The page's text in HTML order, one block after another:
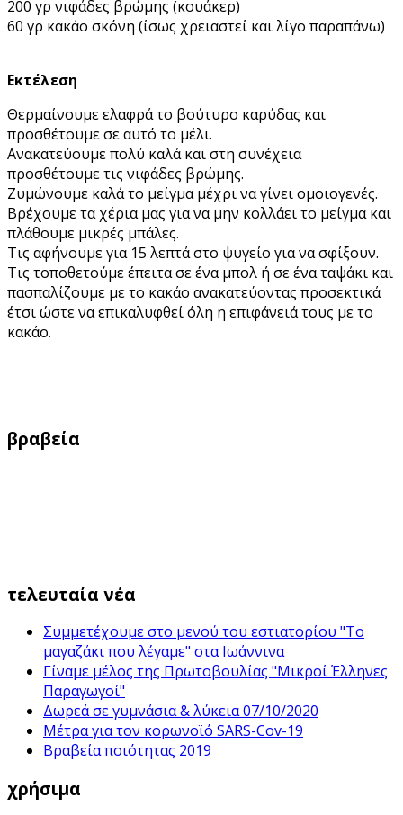
200 γρ νιφάδες βρώμης (κουάκερ)
60 γρ κακάο σκόνη (ίσως χρειαστεί και λίγο παραπάνω)
Εκτέλεση
Θερμαίνουμε ελαφρά το βούτυρο καρύδας και
προσθέτουμε σε αυτό το μέλι.
Ανακατεύουμε πολύ καλά και στη συνέχεια
προσθέτουμε τις νιφάδες βρώμης.
Ζυμώνουμε καλά το μείγμα μέχρι να γίνει ομοιογενές.
Βρέχουμε τα χέρια μας για να μην κολλάει το μείγμα και
πλάθουμε μικρές μπάλες.
Τις αφήνουμε για 15 λεπτά στο ψυγείο για να σφίξουν.
Τις τοποθετούμε έπειτα σε ένα μπολ ή σε ένα ταψάκι και
πασπαλίζουμε με το κακάο ανακατεύοντας προσεκτικά
έτσι ώστε να επικαλυφθεί όλη η επιφάνειά τους με το
κακάο.
βραβεία
τελευταία νέα
Συμμετέχουμε στο μενού του εστιατορίου "Το
μαγαζάκι που λέγαμε" στα Ιωάννινα
Γίναμε μέλος της Πρωτοβουλίας "Μικροί Έλληνες
Παραγωγοί"
Δωρεά σε γυμνάσια & λύκεια 07/10/2020
Μέτρα για τον κορωνοϊό SARS-Cov-19
Βραβεία ποιότητας 2019
χρήσιμα